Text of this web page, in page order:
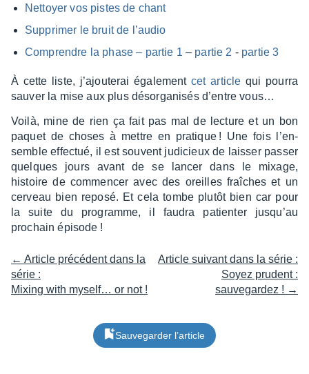
Nettoyer vos pistes de chant
Suppri­mer le bruit de l’au­dio
Comprendre la phase – partie 1 – partie 2 - partie 3
À cette liste, j’ajou­te­rai égale­mentcet article qui pourra
sauver la mise aux plus désor­ga­ni­sés d’entre vous…
Voilà, mine de rien ça fait pas mal de lecture et un bon
paquet de choses à mettre en pratique ! Une fois l’en­
semble effec­tué, il est souvent judi­cieux de lais­ser passer
quelques jours avant de se lancer dans le mixage,
histoire de commen­cer avec des oreilles fraîches et un
cerveau bien reposé. Et cela tombe plutôt bien car pour
la suite du programme, il faudra patien­ter jusqu’au
prochain épisode !
← Article précédent dans la
série :
Mixing with myself… or not !
Article suivant dans la série :
Soyez prudent :
sauvegardez ! →
Sauvegarder l’article